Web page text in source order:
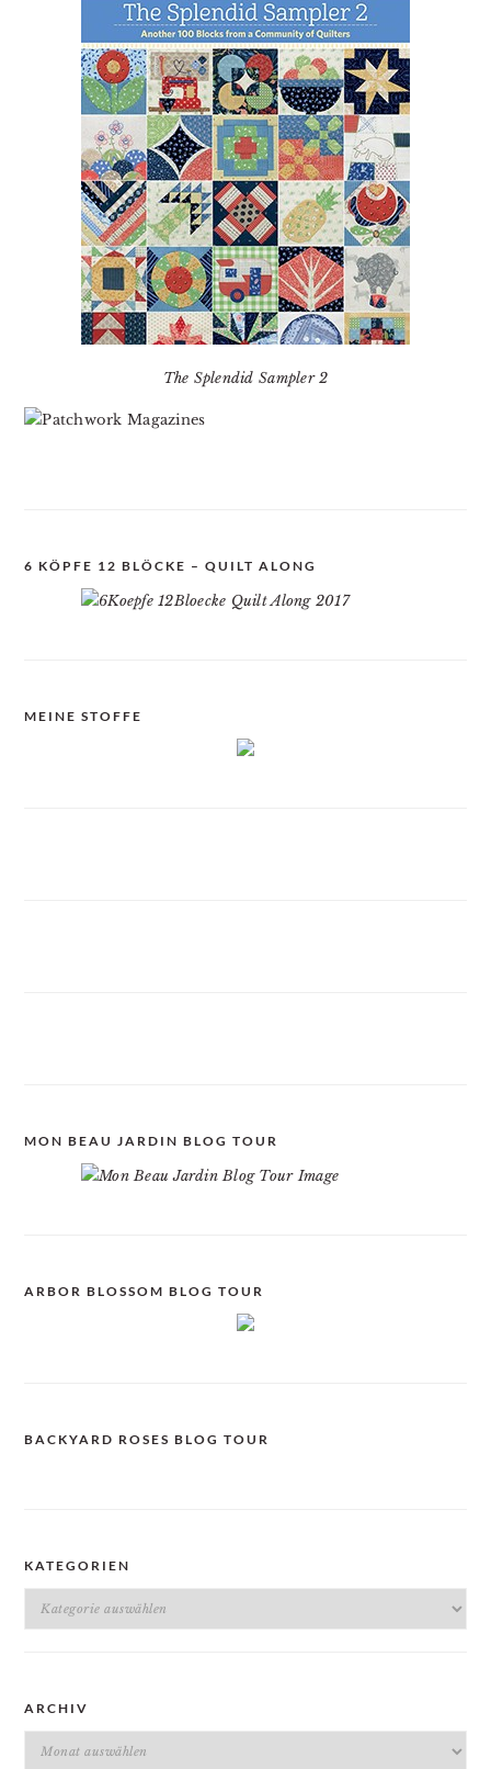
The Splendid Sampler 2
6 KÖPFE 12 BLÖCKE – QUILT ALONG
MEINE STOFFE
MON BEAU JARDIN BLOG TOUR
ARBOR BLOSSOM BLOG TOUR
BACKYARD ROSES BLOG TOUR
KATEGORIEN
Kategorien
ARCHIV
Archiv